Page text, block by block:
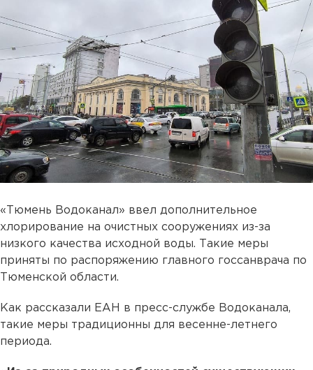
«Тюмень Водоканал» ввел дополнительное
хлорирование на очистных сооружениях из-за
низкого качества исходной воды. Такие меры
приняты по распоряжению главного госсанврача по
Тюменской области.
Как рассказали ЕАН в пресс-службе Водоканала,
такие меры традиционны для весенне-летнего
периода.